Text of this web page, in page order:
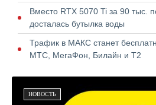
Вместо RTX 5070 Ti за 90 тыс.
досталась бутылка воды
Трафик в МАКС станет
МТС, МегаФон, Билайн и Т2
НОВОСТЬ